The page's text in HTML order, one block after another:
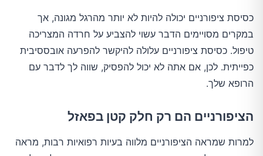
כסיסת ציפורניים יכולה להיות לא יותר מהרגל מגונה, אך
במקרים מסויימים הדבר עשוי להצביע על חרדה המצריכה
טיפול. כסיסת ציפורניים עלולה להיקשר להפרעה אובססיבית
כפייתית. לכן, אם אתה לא יכול להפסיק, שווה לך לדבר עם
הרופא שלך.
הציפורניים הם רק חלק קטן בפאזל
למרות שמראה הציפורניים מלווה בעיות רפואיות רבות, מראה